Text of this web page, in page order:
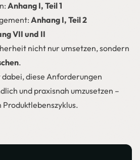
Anhang I, Teil 1
Anhang I, Teil 2
VII und II
nicht nur umsetzen, sondern
.
diese Anforderungen
und praxisnah umzusetzen –